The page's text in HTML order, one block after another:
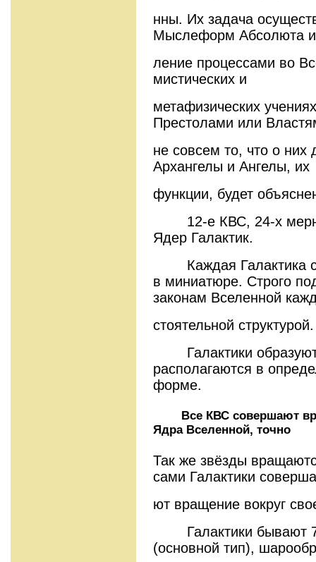
нны. Их задача
Мыслеформ Абсолюта
ление процессами во
мистических и
метафизических
Престолами или
не совсем то, что о
Архангелы и Ангелы, их
функции, будет
12-е КВС, 24-х
Ядер Галактик.
Каждая Галактика
в миниатюре. Строго
законам Вселенной
стоятельной структурой.
Галактики образуют
располагаются в
форме.
Все КВС совершают
Ядра Вселенной, точно
Так же звёзды
сами Галактики
ют вращение вокруг
Галактики бывают
(основной тип),